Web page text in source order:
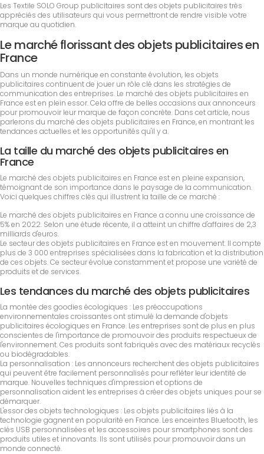
Les Textile SOLO Group publicitaires sont des objets publicitaires très
appréciés des utilisateurs qui vous permettront de rendre visible votre
marque au quotidien.
Le marché florissant des objets publicitaires en
France
Dans un monde numérique en constante évolution, les objets
publicitaires continuent de jouer un rôle clé dans les stratégies de
communication des entreprises. Le marché des objets publicitaires en
France est en plein essor. Cela offre de belles occasions aux annonceurs
pour promouvoir leur marque de façon concrète. Dans cet article, nous
parlerons du marché des objets publicitaires en France, en montrant les
tendances actuelles et les opportunités qu'il y a.
La taille du marché des objets publicitaires en
France
Le marché des objets publicitaires en France est en pleine expansion,
témoignant de son importance dans le paysage de la communication.
Voici quelques chiffres clés qui illustrent la taille de ce marché :
Le marché des objets publicitaires en France a connu une croissance de
5% en 2022. Selon une étude récente, il a atteint un chiffre d'affaires de 2,3
milliards d'euros.
Le secteur des objets publicitaires en France est en mouvement. Il compte
plus de 3 000 entreprises spécialisées dans la fabrication et la distribution
de ces objets. Ce secteur évolue constamment et propose une variété de
produits et de services.
Les tendances du marché des objets publicitaires
La montée des goodies écologiques : Les préoccupations
environnementales croissantes ont stimulé la demande d'objets
publicitaires écologiques en France. Les entreprises sont de plus en plus
conscientes de l'importance de promouvoir des produits respectueux de
l'environnement. Ces produits sont fabriqués avec des matériaux recyclés
ou biodégradables.
La personnalisation : Les annonceurs recherchent des objets publicitaires
qui peuvent être facilement personnalisés pour refléter leur identité de
marque. Nouvelles techniques d'impression et options de
personnalisation aident les entreprises à créer des objets uniques pour se
démarquer.
L'essor des objets technologiques : Les objets publicitaires liés à la
technologie gagnent en popularité en France. Les enceintes Bluetooth, les
clés USB personnalisées et les accessoires pour smartphones sont des
produits utiles et innovants. Ils sont utilisés pour promouvoir dans un
monde connecté.